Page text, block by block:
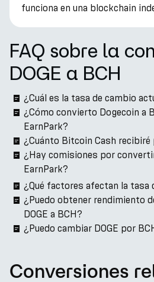
funciona en una blockchain
FAQ sobre la
DOGE a BCH
¿Cuál es la tasa de cambio
¿Cómo convierto Dogecoin a
EarnPark?
¿Cuánto Bitcoin Cash recibiré
¿Hay comisiones por convertir
EarnPark?
¿Qué factores afectan la tasa
¿Puedo obtener rendimiento
DOGE a BCH?
¿Puedo cambiar DOGE por
Conversiones